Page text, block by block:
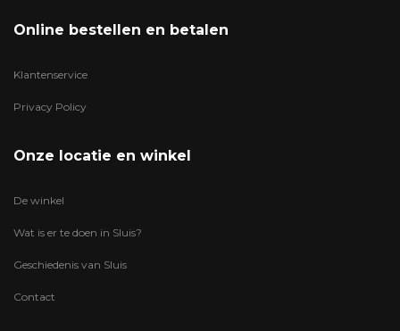
Online bestellen en betalen
Klantenservice
Privacy Policy
Onze locatie en winkel
De winkel
Wat is er te doen in Sluis?
Geschiedenis van Sluis
Contact